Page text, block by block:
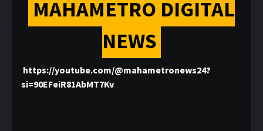
MAHAMETRO DIGITAL
NEWS
https://youtube.com/@mahametronews24?
si=90EFeiR81AbMT7Kv